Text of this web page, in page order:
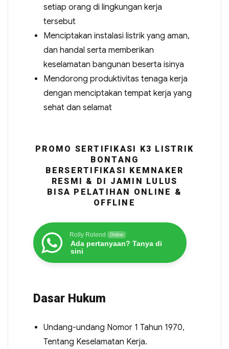
setiap orang di lingkungan kerja
tersebut
Menciptakan instalasi listrik yang aman,
dan handal serta memberikan
keselamatan bangunan beserta isinya
Mendorong produktivitas tenaga kerja
dengan menciptakan tempat kerja yang
sehat dan selamat
PROMO SERTIFIKASI K3 LISTRIK
BONTANG
BERSERTIFIKASI KEMNAKER
RESMI & DI JAMIN LULUS
BISA PELATIHAN ONLINE &
OFFLINE
Rolly Rolend Online
Ada pertanyaan? Tanya di
sini
Dasar Hukum
Undang-undang Nomor 1 Tahun 1970,
Tentang Keselamatan Kerja.